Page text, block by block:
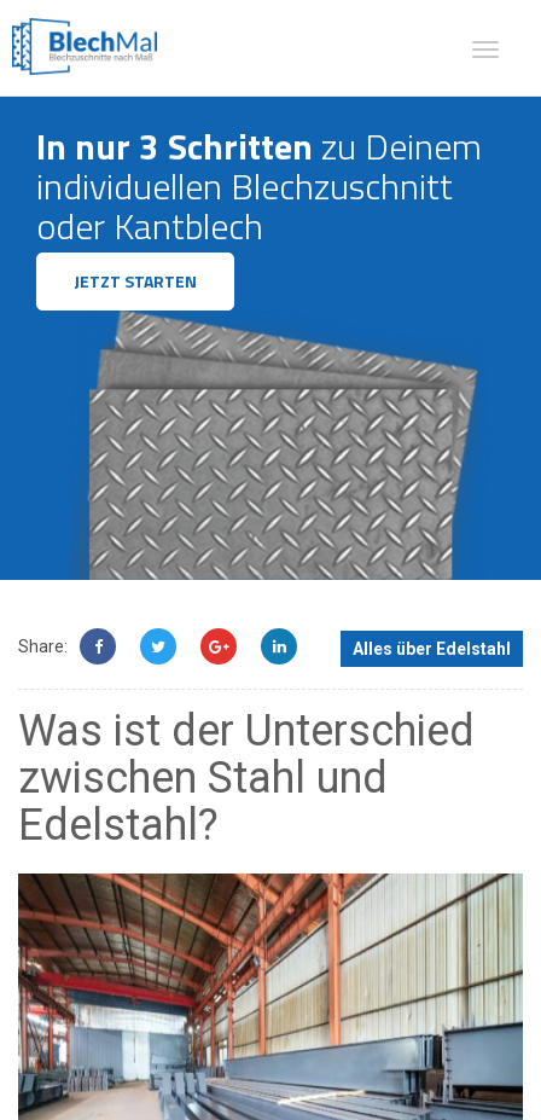
Toggle
In nur 3 Schritten zu Deinem
individuellen Blechzuschnitt
oder Kantblech
JETZT STARTEN
Share: Alles über Edelstahl
Was ist der Unterschied
zwischen Stahl und
Edelstahl?